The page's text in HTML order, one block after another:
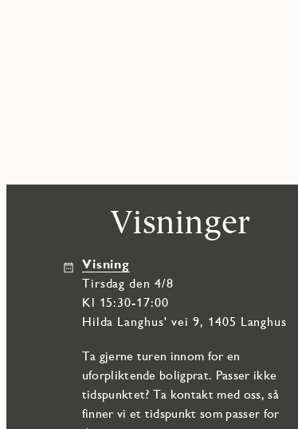
Visninger
Visning
tirsdag den 4/8
Kl 15:30-17:00
Hilda Langhus' vei 9, 1405 Langhus
Ta gjerne turen innom for en
uforpliktende boligprat. Passer ikke
tidspunktet? Ta kontakt med oss, så
finner vi et tidspunkt som passer for